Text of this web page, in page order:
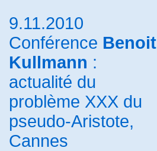
9.11.2010
Conférence Benoit
Kullmann :
actualité du
problème XXX du
pseudo-Aristote,
Cannes